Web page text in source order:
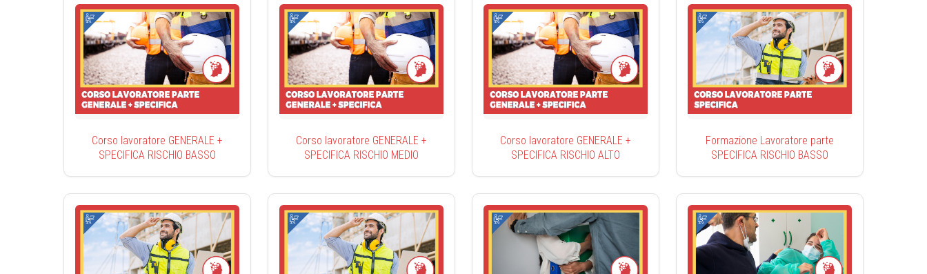
Corso lavoratore GENERALE +
SPECIFICA RISCHIO BASSO
Corso lavoratore GENERALE +
SPECIFICA RISCHIO MEDIO
Corso lavoratore GENERALE +
SPECIFICA RISCHIO ALTO
Formazione Lavoratore parte
SPECIFICA RISCHIO BASSO